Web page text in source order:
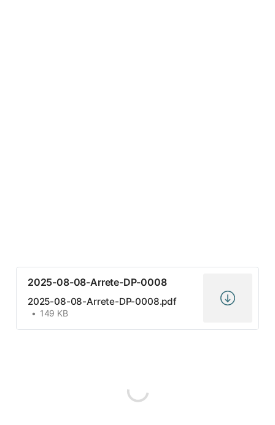
2025-08-08-Arrete-DP-0008
2025-08-08-Arrete-DP-0008.pdf
149 KB